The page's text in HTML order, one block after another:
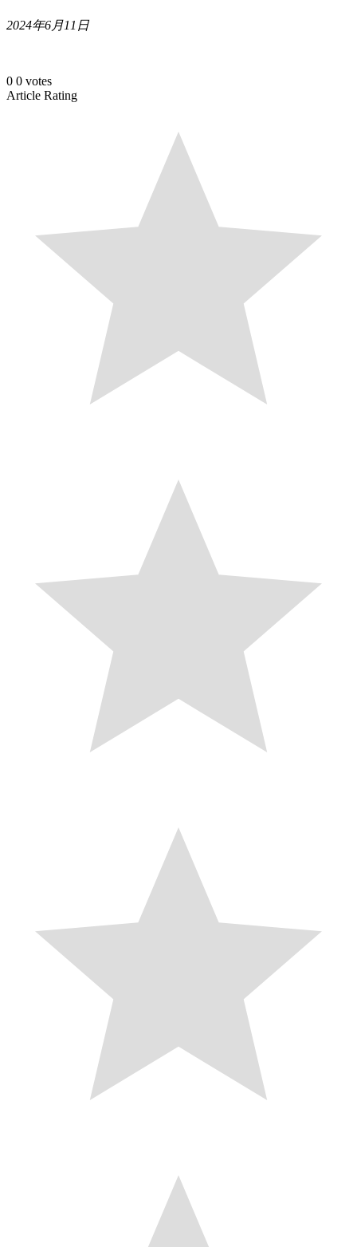
2024年6月11日
0 0 votes
Article Rating